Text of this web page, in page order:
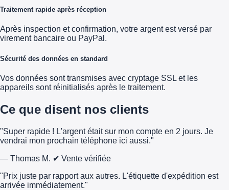
Traitement rapide après réception
Après inspection et confirmation, votre argent est versé par
virement bancaire ou PayPal.
Sécurité des données en standard
Vos données sont transmises avec cryptage SSL et les
appareils sont réinitialisés après le traitement.
Ce que disent nos clients
"Super rapide ! L'argent était sur mon compte en 2 jours. Je
vendrai mon prochain téléphone ici aussi."
— Thomas M. ✔ Vente vérifiée
"Prix juste par rapport aux autres. L'étiquette d'expédition est
arrivée immédiatement."